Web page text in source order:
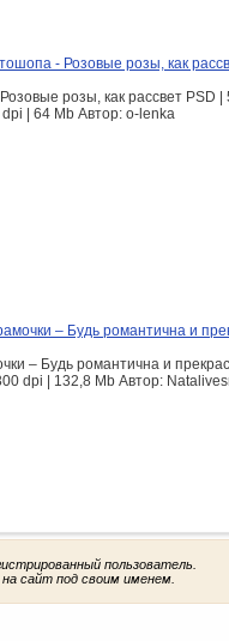
- Розовые розы, как
розы, как рассвет PSD |
| 64 Mb Автор: o-lenka
– Будь романтична и
– Будь романтична и
dpi | 132,8 Mb Автор:
пользователь.
сайт под своим именем.